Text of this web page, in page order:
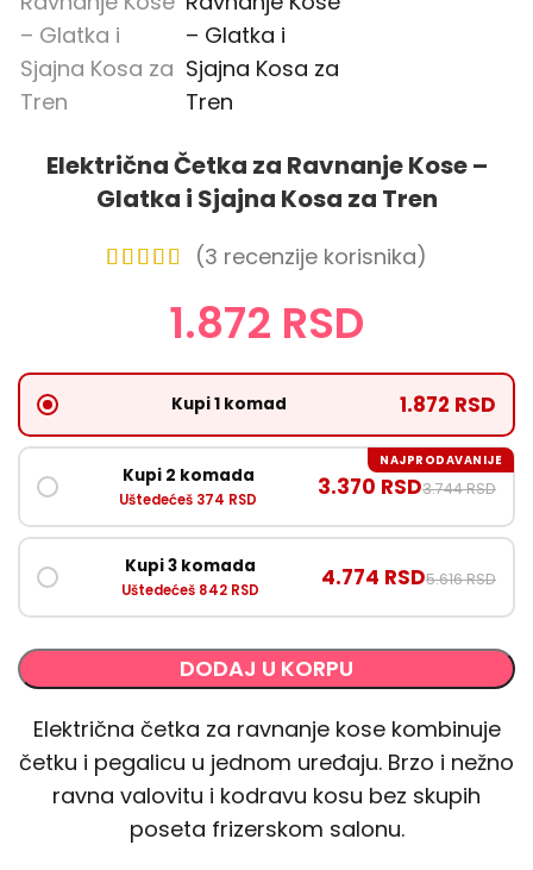
Električna Četka za Ravnanje Kose –
Glatka i Sjajna Kosa za Tren
(3 recenzije korisnika)
1.872 RSD
Kupi 1 komad 1.872 RSD
Kupi 2 komada
Uštedećeš 374 RSD 3.370 RSD3.744 RSD
NAJPRODAVANIJE
Kupi 3 komada
Uštedećeš 842 RSD 4.774 RSD5.616 RSD
DODAJ U KORPU
Električna četka za ravnanje kose kombinuje
četku i pegalicu u jednom uređaju. Brzo i nežno
ravna valovitu i kodravu kosu bez skupih
poseta frizerskom salonu.